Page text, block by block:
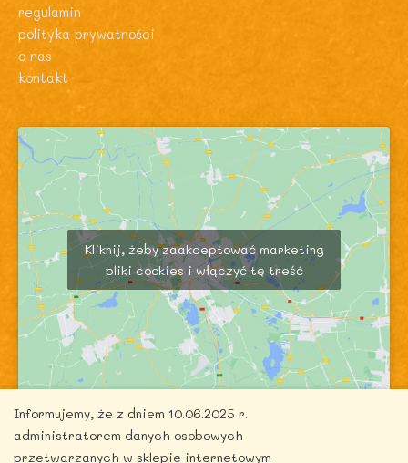
regulamin
polityka prywatności
o nas
kontakt
Kliknij, żeby zaakceptować marketing
pliki cookies i włączyć tę treść
Informujemy, że z dniem 10.06.2025 r.
administratorem danych osobowych
przetwarzanych w sklepie internetowym